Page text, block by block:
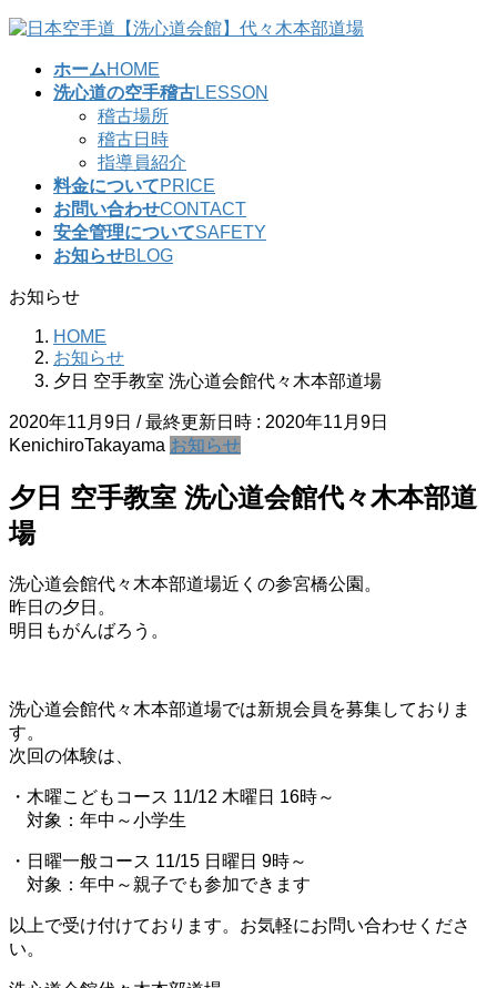
コ
ナ
ホームHOME
洗心道の空手稽古LESSON
稽古場所
稽古日時
指導員紹介
料金についてPRICE
お問い合わせCONTACT
安全管理についてSAFETY
お知らせBLOG
お知らせ
HOME
お知らせ
夕日 空手教室 洗心道会館代々木本部道場
2020年11月9日 / 最終更新日時 : 2020年11月9日
KenichiroTakayama お知らせ
夕日 空手教室 洗心道会館代々木本部道
場
洗心道会館代々木本部道場近くの参宮橋公園。
昨日の夕日。
明日もがんばろう。
洗心道会館代々木本部道場では新規会員を募集しておりま
す。
次回の体験は、
・木曜こどもコース 11/12 木曜日 16時～
対象：年中～小学生
・日曜一般コース 11/15 日曜日 9時～
対象：年中～親子でも参加できます
以上で受け付けております。お気軽にお問い合わせくださ
い。